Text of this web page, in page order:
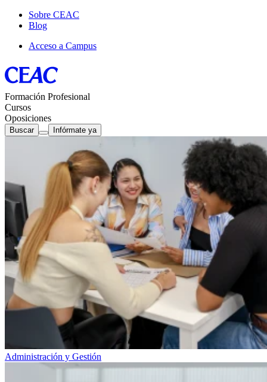
Sobre CEAC
Blog
Acceso a Campus
Formación Profesional
Cursos
Oposiciones
Buscar Infórmate ya
Administración y Gestión